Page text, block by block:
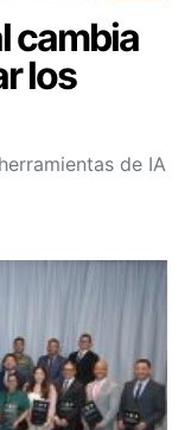
cambia
los
de IA